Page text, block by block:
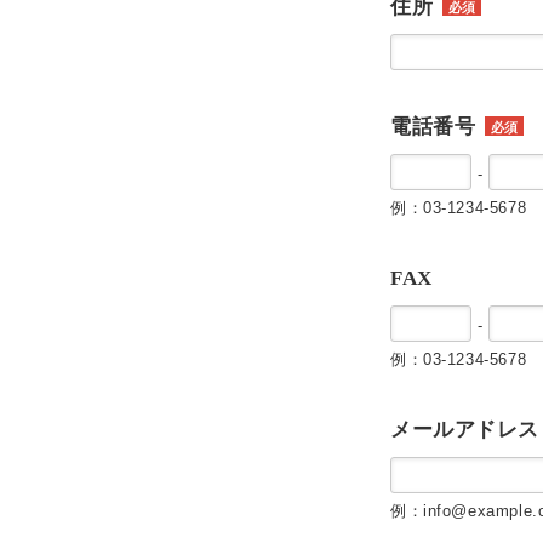
住所 必須
電話番号 必須
-
例：03-1234-5678
FAX
-
例：03-1234-5678
メールアドレス
例：